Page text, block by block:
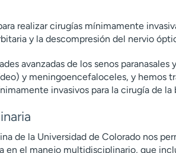
realizar cirugías mínimamente
y la descompresión del nervio
avanzadas de los senos paranasales
y meningoencefaloceles, y hemos
invasivos para la cirugía de la
de la Universidad de Colorado nos
en el manejo multidisciplinario, que